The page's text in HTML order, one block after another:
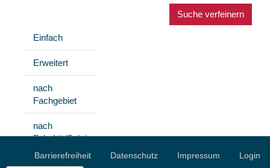
Suche verfeinern
Einfach
Erweitert
nach
Fachgebiet
nach
Fakultät/Sektion
Barrierefreiheit Datenschutz Impressum Login